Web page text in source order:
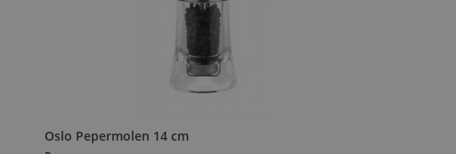
Oslo Pepermolen 14 cm